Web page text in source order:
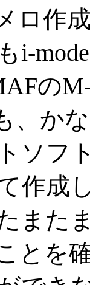
ロ作
i-
の
、か
ソフ
作成
また
とを